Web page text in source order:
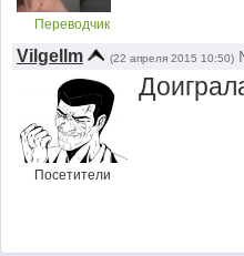
Переводчик
Vilgellm (22 апреля 2015 10:50)
Посетители